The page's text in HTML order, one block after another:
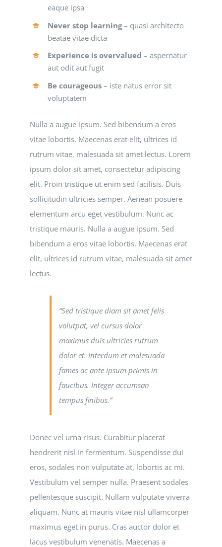
eaque ipsa
Never stop learning– quasi architecto
beatae vitae dicta
Experience is overvalued – aspernatur
aut odit aut fugit
Be courageous – iste natus error sit
voluptatem
Nulla a augue ipsum. Sed bibendum a eros
vitae lobortis. Maecenas erat elit, ultrices id
rutrum vitae, malesuada sit amet lectus. Lorem
ipsum dolor sit amet, consectetur adipiscing
elit. Proin tristique ut enim sed facilisis. Duis
sollicitudin ultricies semper. Aenean posuere
elementum arcu eget vestibulum. Nunc ac
tristique mauris. Nulla a augue ipsum. Sed
bibendum a eros vitae lobortis. Maecenas erat
elit, ultrices id rutrum vitae, malesuada sit amet
lectus.
“Sed tristique diam sit amet felis
volutpat, vel cursus dolor
maximus duis ultricies rutrum
dolor et. Interdum et malesuada
fames ac ante ipsum primis in
faucibus. Integer accumsan
tempus finibus.”
Donec vel urna risus. Curabitur placerat
hendrerit nisl in fermentum. Suspendisse dui
eros, sodales non vulputate at, lobortis ac mi.
Vestibulum vel semper nulla. Praesent sodales
pellentesque suscipit. Nullam vulputate viverra
aliquam. Nunc at mauris vitae nisl ullamcorper
maximus eget in purus. Cras auctor dolor et
lacus vestibulum venenatis. Maecenas a